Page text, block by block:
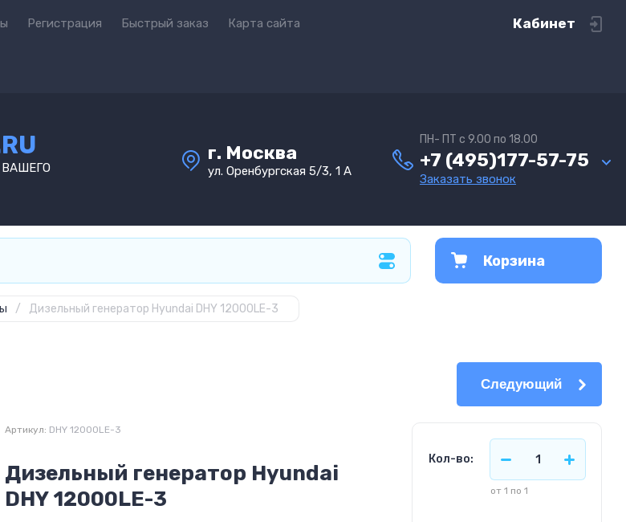
Регистрация Быстрый заказ Карта сайта Кабинет
г. Москва
ул. Оренбургская 5/3, 1 А
ПН- ПТ с 9.00 по 18.00
+7 (495)177-57-75
Заказать звонок
Корзина
/ Дизельный генератор Hyundai DHY 12000LE-3
Следующий
Артикул: DHY 12000LE-3
Дизельный генератор Hyundai
DHY 12000LE-3
Кол-во:
от 1 по 1